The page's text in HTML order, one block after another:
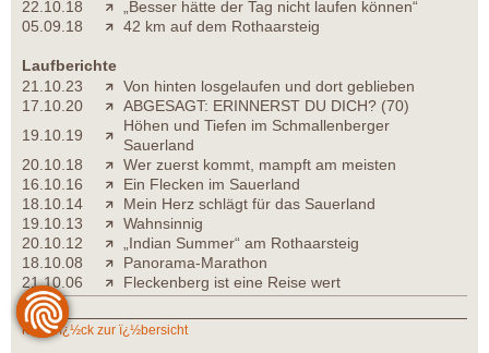
22.10.18
„Besser hätte der Tag nicht laufen können“
05.09.18
42 km auf dem Rothaarsteig
Laufberichte
21.10.23
Von hinten losgelaufen und dort geblieben
17.10.20
ABGESAGT: ERINNERST DU DICH? (70)
19.10.19
Höhen und Tiefen im Schmallenberger
Sauerland
20.10.18
Wer zuerst kommt, mampft am meisten
16.10.16
Ein Flecken im Sauerland
18.10.14
Mein Herz schlägt für das Sauerland
19.10.13
Wahnsinnig
20.10.12
„Indian Summer“ am Rothaarsteig
18.10.08
Panorama-Marathon
21.10.06
Fleckenberg ist eine Reise wert
zurï¿½ck zur ï¿½bersicht